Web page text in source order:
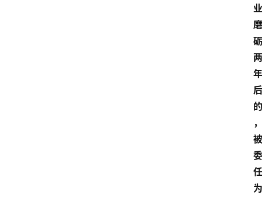
业
磨
砺
两
年
后
的
，
被
委
任
为